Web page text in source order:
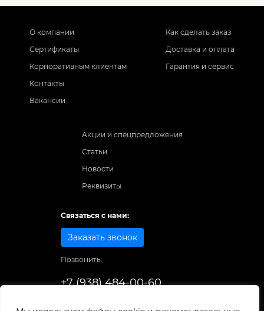
О компании
Сертификаты
Корпоративным клиентам
Контакты
Вакансии
Как сделать заказ
Доставка и оплата
Гарантия и сервис
Акции и спецпредложения
Статьи
Новости
Реквизиты
Связаться с нами:
Заказать звонок
Позвонить:
+7 (938) 484-00-60